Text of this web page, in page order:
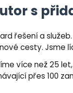
s
řešení a
cesty. Jsme
více než 25
přes 100